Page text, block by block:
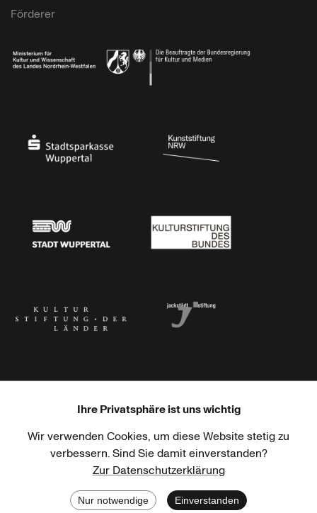
Förderer
Haus der Kulturen der Welt Goethe-Institut
Ihre Privatsphäre ist uns wichtig
Wir verwenden Cookies, um diese Website stetig zu
verbessern. Sind Sie damit einverstanden?
Zur Datenschutzerklärung
Nur notwendige Einverstanden